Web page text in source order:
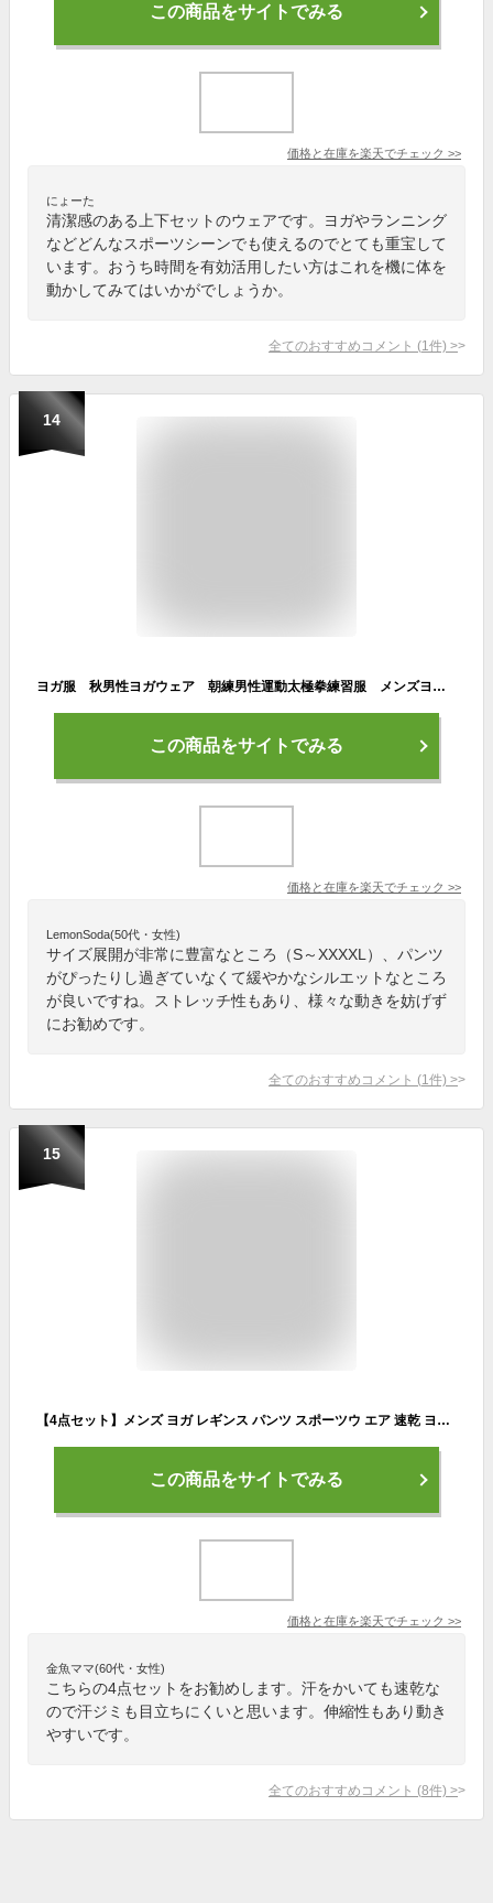
この商品をサイトでみる
価格と在庫を楽天でチェック >>
にょーた
清潔感のある上下セットのウェアです。ヨガやランニング
などどんなスポーツシーンでも使えるのでとても重宝して
います。おうち時間を有効活用したい方はこれを機に体を
動かしてみてはいかがでしょうか。
全てのおすすめコメント (1 件) >
14
ヨガ服 秋男性ヨガウェア 朝練男性運動太極拳練習服 メンズヨガ服 男性用ヨガウェアセット (上着、パンツ上下セット)
この商品をサイトでみる
価格と在庫を楽天でチェック >>
LemonSoda(50代・女性)
サイズ展開が非常に豊富なところ（S～XXXXL）、パンツ
がぴったりし過ぎていなくて緩やかなシルエットなところ
が良いですね。ストレッチ性もあり、様々な動きを妨げず
にお勧めです。
全てのおすすめコメント (1 件) >
15
【4点セット】メンズ ヨガ レギンス パンツ スポーツウ エア 速乾 ヨガウエア ヨガパンツ ランニングウェア 伸縮性 無地 シンプル 男性用 ショートパンツホットヨガ ジム サーフィン マリンスポーツ 無地 シンプル
この商品をサイトでみる
価格と在庫を楽天でチェック >>
金魚ママ(60代・女性)
こちらの4点セットをお勧めします。汗をかいても速乾な
ので汗ジミも目立ちにくいと思います。伸縮性もあり動き
やすいです。
全てのおすすめコメント (8件) >